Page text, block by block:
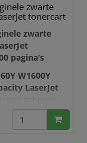
voor
continuïteit,
zwarte
tonercart
zwarte
pagina’s
W1600Y
LaserJet
zeer hoge